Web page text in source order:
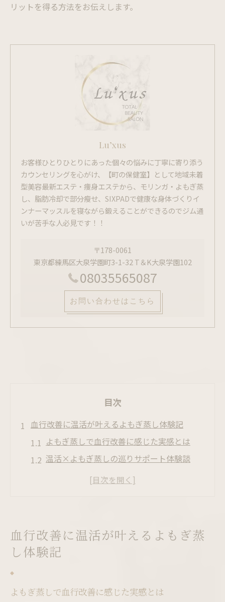
リットを得る方法をお伝えします。
Lu’xus
お客様ひとりひとりにあった個々の悩みに丁寧に寄り添う
カウンセリングを心がけ、【町の保健室】として地域未着
型美容最新エステ・痩身エステから、モリンガ・よもぎ蒸
し、脂肪冷却で部分瘦せ、SIXPADで健康な身体づくりイ
ンナーマッスルを寝ながら鍛えることができるのでジム通
いが苦手な人必見です！！
〒178-0061
東京都練馬区大泉学園町3-1-32 T＆K大泉学園102
08035565087
お問い合わせはこちら
目次
血行改善に温活が叶えるよもぎ蒸し体験記
よもぎ蒸しで血行改善に感じた実感とは
温活×よもぎ蒸しの巡りサポート体験談
モリンガ蒸しの違いと温活の相乗効果
モリンガ蒸しによる巡りサポートの魅力発見
モリンガ蒸しとよもぎ蒸しの効果の違い解
温活で注目のモリンガ蒸し体験の魅力
血行改善に温活が叶えるよもぎ蒸
し体験記
よもぎ蒸しで血行改善に感じた実感とは